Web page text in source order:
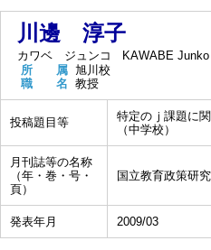
川邊 淳子
カワベ ジュンコ
KAWABE Junko
所 属 旭川校
職 名 教授
投稿題目等
特定のｊ課題に
（中学校）
月刊誌等の名称
（年・巻・号・
頁）
国立教育政策研
発表年月 2009/03